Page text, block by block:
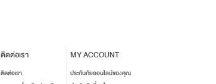
ติดต่อเรา
ติดต่อเรา
MY ACCOUNT
ประกันภัยออนไลน์ของคุณ